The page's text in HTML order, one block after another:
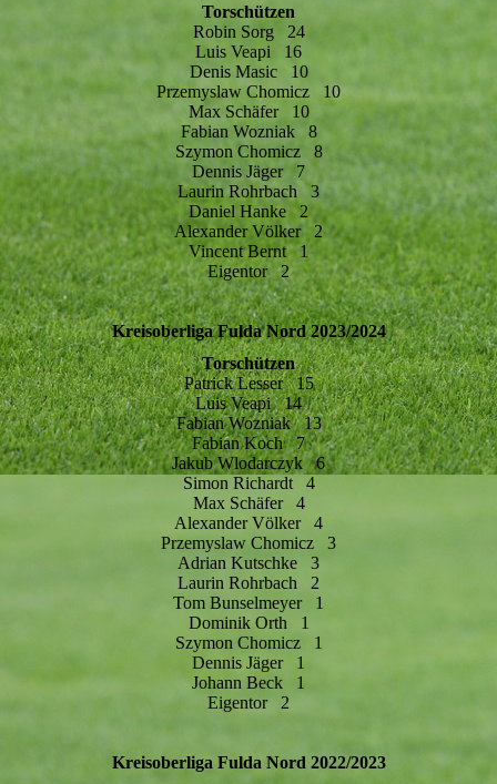
Torschützen
Robin Sorg 24
Luis Veapi 16
Denis Masic 10
Przemyslaw Chomicz 10
Max Schäfer 10
Fabian Wozniak 8
Szymon Chomicz 8
Dennis Jäger 7
Laurin Rohrbach 3
Daniel Hanke 2
Alexander Völker 2
Vincent Bernt 1
Eigentor 2
Kreisoberliga Fulda Nord 2023/2024
Torschützen
Patrick Lesser 15
Luis Veapi 14
Fabian Wozniak 13
Fabian Koch 7
Jakub Wlodarczyk 6
Simon Richardt 4
Max Schäfer 4
Alexander Völker 4
Przemyslaw Chomicz 3
Adrian Kutschke 3
Laurin Rohrbach 2
Tom Bunselmeyer 1
Dominik Orth 1
Szymon Chomicz 1
Dennis Jäger 1
Johann Beck 1
Eigentor 2
Kreisoberliga Fulda Nord 2022/2023